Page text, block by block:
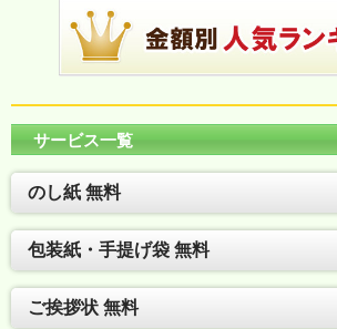
サービス一覧
のし紙 無料
包装紙・手提げ袋 無料
ご挨拶状 無料